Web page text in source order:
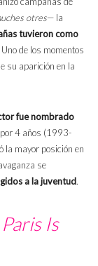
otres— la
tuvieron como
Uno de los momentos
su aparición en la
fue nombrado
4 años (1993-
mayor posición en
se
a la juventud.
Paris Is